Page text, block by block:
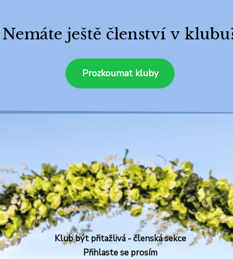
Nemáte ještě členství v
Prozkoumat kluby
Klub být přitažlivá - členská sekce
Přihlaste se prosím